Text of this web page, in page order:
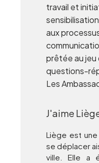
travail et
sensibilisation
aux
prêtée au jeu
questions-
Les
J'aime
Liège est une
se déplacer
ville. Elle a